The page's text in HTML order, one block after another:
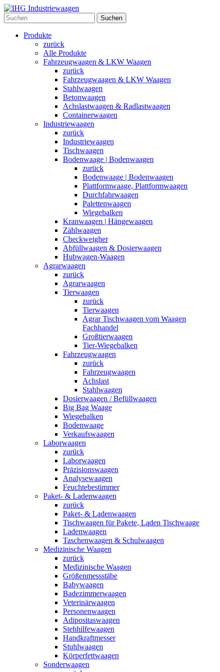
Suchen
Produkte
zurück
Alle Produkte
Fahrzeugwaagen & LKW Waagen
zurück
Fahrzeugwaagen & LKW Waagen
Stahlwaagen
Betonwaagen
Achslastwaagen & Radlastwaagen
Containerwaagen
Industriewaagen
zurück
Industriewaagen
Tischwaagen
Bodenwaage | Bodenwaagen
zurück
Bodenwaage | Bodenwaagen
Plattformwaage, Plattformwaagen
Durchfahrwaagen
Palettenwaagen
Wiegebalken
Kranwaagen | Hängewaagen
Zählwaagen
Checkweigher
Abfüllwaagen & Dosierwaagen
Hubwagen-Waagen
Agrarwaagen
zurück
Agrarwaagen
Tierwaagen
zurück
Tierwaagen
Agrar Tischwaagen vom Waagen
Fachhandel
Großtierwaagen
Tier-Wiegebalken
Fahrzeugwaagen
zurück
Fahrzeugwaagen
Achslast
Stahlwaagen
Dosierwaagen / Befüllwaagen
Big Bag Waage
Wiegebalken
Bodenwaage
Verkaufswaagen
Laborwaagen
zurück
Laborwaagen
Präzisionswaagen
Analysewaagen
Feuchtebestimmer
Paket- & Ladenwaagen
zurück
Paket- & Ladenwaagen
Tischwaagen für Pakete, Laden Tischwaage
Ladenwaagen
Taschenwaagen & Schulwaagen
Medizinische Waagen
zurück
Medizinische Waagen
Größenmessstäbe
Babywaagen
Badezimmerwaagen
Veterinärwaagen
Personenwaagen
Adipositaswaagen
Stehhilfewaagen
Handkraftmesser
Stuhlwaagen
Körperfettwaagen
Sonderwaagen